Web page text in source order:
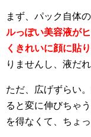
まず、パック自体
ルっぽい美容液が
くきれいに顔に貼
りませんし、液だ
ただ、広げずらい
ると変に伸びちゃ
を得なくて、ちょ